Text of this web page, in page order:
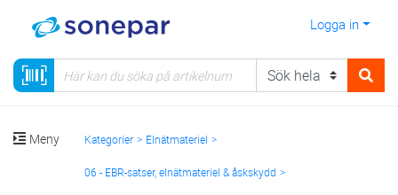
Logga in
Meny Kategorier Elnätmateriel
06 - EBR-satser, elnätmateriel & åskskydd